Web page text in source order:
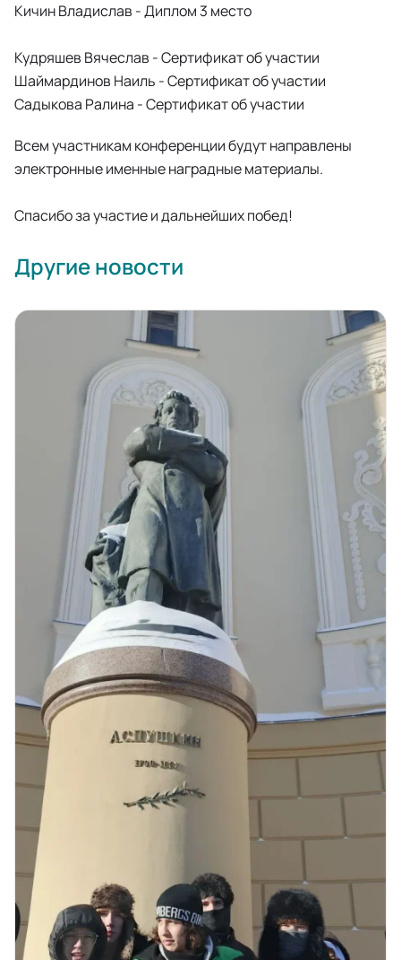
Кичин Владислав - Диплом 3 место
Кудряшев Вячеслав - Сертификат об участии
Шаймардинов Наиль - Сертификат об участии
Садыкова Ралина - Сертификат об участии
Всем участникам конференции будут направлены
электронные именные наградные материалы.
Спасибо за участие и дальнейших побед!
Другие новости